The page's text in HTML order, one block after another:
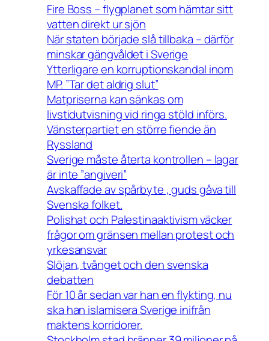
Fire Boss – flygplanet som hämtar sitt
vatten direkt ur sjön
När staten började slå tillbaka – därför
minskar gängvåldet i Sverige
Ytterligare en korruptionskandal inom
MP. ”Tar det aldrig slut”
Matpriserna kan sänkas om
livstidutvisning vid ringa stöld införs.
Vänsterpartiet en större fiende än
Ryssland
Sverige måste återta kontrollen – lagar
är inte ”angiveri”
Avskaffade av spårbyte , guds gåva till
Svenska folket.
Polishat och Palestinaaktivism väcker
frågor om gränsen mellan protest och
yrkesansvar
Slöjan, tvånget och den svenska
debatten
För 10 år sedan var han en flykting, nu
ska han islamisera Sverige inifrån
maktens korridorer.